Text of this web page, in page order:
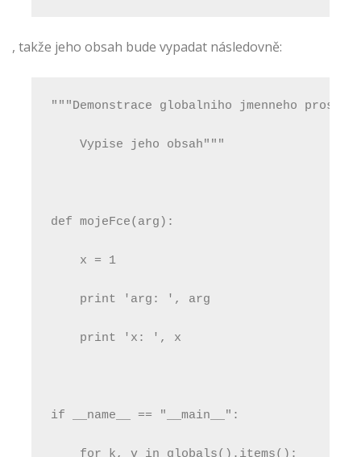
, takže jeho obsah bude vypadat následovně:
"""Demonstrace globalniho jmenneho
    Vypise jeho obsah"""
def mojeFce(arg):
    x = 1
    print 'arg: ', arg
    print 'x: ', x
if __name__ == "__main__":
    for k, v in globals().items():